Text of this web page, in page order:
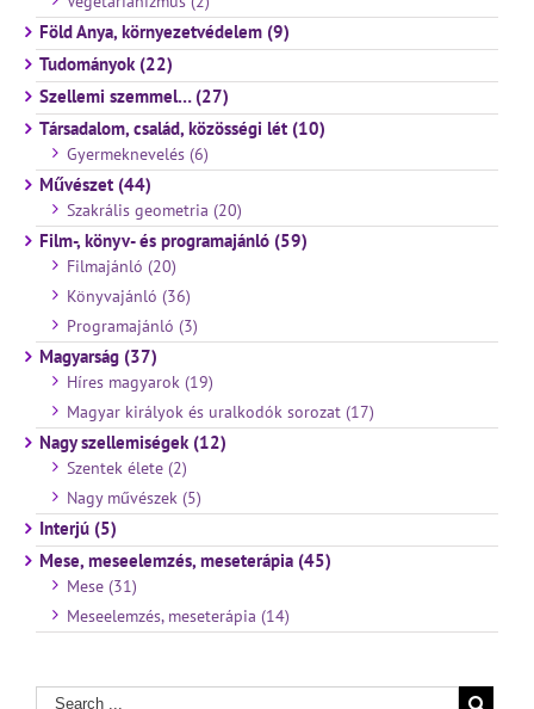
Föld Anya, környezetvédelem (9)
Tudományok (22)
Szellemi szemmel… (27)
Társadalom, család, közösségi lét (10)
Gyermeknevelés (6)
Művészet (44)
Szakrális geometria (20)
Film-, könyv- és programajánló (59)
Filmajánló (20)
Könyvajánló (36)
Programajánló (3)
Magyarság (37)
Híres magyarok (19)
Magyar királyok és uralkodók sorozat (17)
Nagy szellemiségek (12)
Szentek élete (2)
Nagy művészek (5)
Interjú (5)
Mese, meseelemzés, meseterápia (45)
Mese (31)
Meseelemzés, meseterápia (14)